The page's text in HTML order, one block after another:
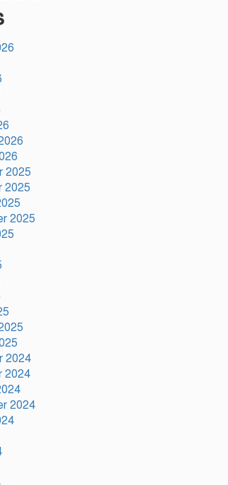
মাসব্যাপী বৃক্ষরোপণ কর্মসূচির
2025
2025
2025
2024
2024
2024